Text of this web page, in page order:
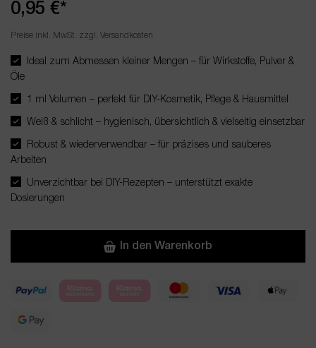
0,95 €*
Preise inkl. MwSt. zzgl. Versandkosten
Ideal zum Abmessen kleiner Mengen – für Wirkstoffe, Pulver &
Öle
1 ml Volumen – perfekt für DIY-Kosmetik, Pflege & Hausmittel
Weiß & schlicht – hygienisch, übersichtlich & vielseitig einsetzbar
Robust & wiederverwendbar – für präzises und sauberes
Arbeiten
Unverzichtbar bei DIY-Rezepten – unterstützt exakte
Dosierungen
In den Warenkorb